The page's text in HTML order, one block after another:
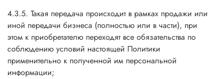
4.3.5. Такая передача происходит в рамках продажи или
иной передачи бизнеса (полностью или в части), при
этом к приобретателю переходят все обязательства по
соблюдению условий настоящей Политики
применительно к полученной им персональной
информации;